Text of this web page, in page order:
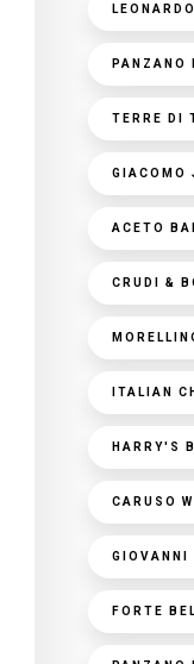
PANZANO
TERRE DI
GIACOMO
ACETO
CRUDI &
ITALIAN
HARRY'S
CARUSO
GIOVANNI
FORTE